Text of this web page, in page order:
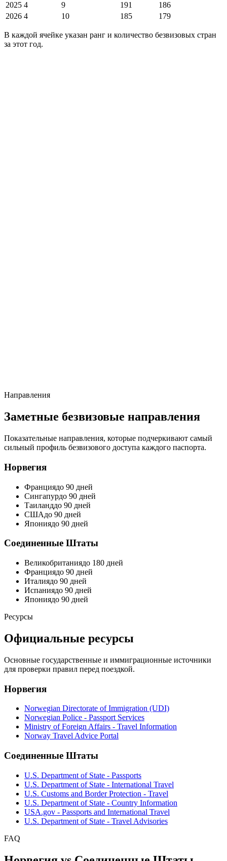
2025 4 9 191
186
2026 4 10 185 179
В каждой ячейке указан ранг и количество безвизовых стран
за этот год.
Направления
Заметные безвизовые направления
Показательные направления, которые подчеркивают самый
сильный профиль безвизового доступа каждого паспорта.
Норвегия
Франциядо 90 дней
Сингапурдо 90 дней
Таиланддо 90 дней
СШАдо 90 дней
Япониядо 90 дней
Соединенные Штаты
Великобританиядо 180 дней
Франциядо 90 дней
Италиядо 90 дней
Испаниядо 90 дней
Япониядо 90 дней
Ресурсы
Официальные ресурсы
Основные государственные и иммиграционные источники
для проверки правил перед поездкой.
Норвегия
Norwegian Directorate of Immigration (UDI)
Norwegian Police - Passport Services
Ministry of Foreign Affairs - Travel Information
Norway Travel Advice Portal
Соединенные Штаты
U.S. Department of State - Passports
U.S. Department of State - International Travel
U.S. Customs and Border Protection - Travel
U.S. Department of State - Country Information
USA.gov - Passports and International Travel
U.S. Department of State - Travel Advisories
FAQ